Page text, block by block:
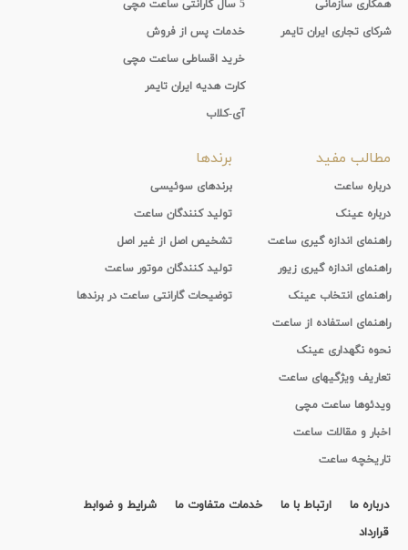
همکاری سازمانی
شرکای تجاری ایران تایمر
5 سال گارانتی ساعت مچی
خدمات پس از فروش
خرید اقساطی ساعت مچی
کارت هدیه ایران تایمر
آی-کلاب
مطالب مفید
درباره ساعت
درباره عینک
راهنمای اندازه گیری ساعت
راهنمای اندازه گیری زیور
راهنمای انتخاب عینک
راهنمای استفاده از ساعت
نحوه نگهداری عینک
تعاریف ویژگیهای ساعت
ویدئوها ساعت مچی
اخبار و مقالات ساعت
تاریخچه ساعت
برندها
برندهای سوئیسی
تولید کنندگان ساعت
تشخیص اصل از غیر اصل
تولید کنندگان موتور ساعت
توضیحات گارانتی ساعت در برندها
درباره ما ارتباط با ما خدمات متفاوت ما
شرایط و ضوابط
قرارداد